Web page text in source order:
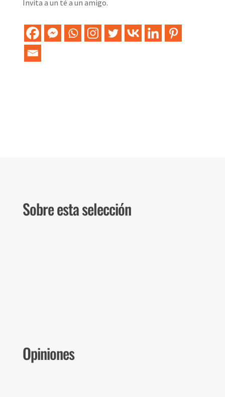
Invita a un té a un amigo.
Sobre esta selección
Opiniones